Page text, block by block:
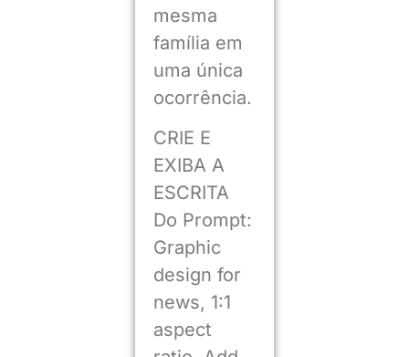
mesma
família em
uma única
ocorrência.
CRIE E
EXIBA A
ESCRITA
Do Prompt:
Graphic
design for
news, 1:1
aspect